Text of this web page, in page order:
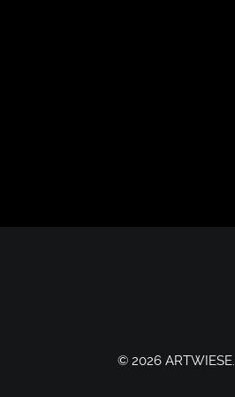
© 2026 ARTWIESE.